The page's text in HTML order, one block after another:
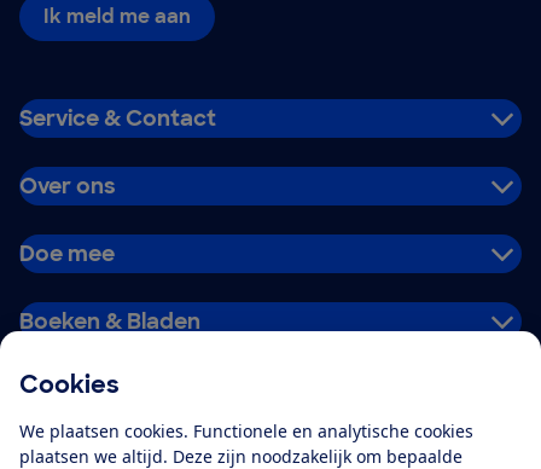
Cookies
We plaatsen cookies. Functionele en analytische cookies
plaatsen we altijd. Deze zijn noodzakelijk om bepaalde
Ik meld me aan
Service & Contact
Over ons
Doe mee
Boeken & Bladen